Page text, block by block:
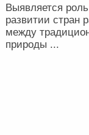
Выявляется
развитии стран
между
природы ...